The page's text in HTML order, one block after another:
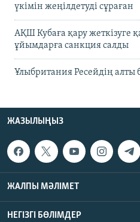
үкімін жеңілдетуді сұраған
АҚШ Кубаға қару жеткізуге
ұйымдарға санкция салды
Ұлыбритания Ресейдің алты
ЖАЗЫЛЫҢЫЗ
ЖАЛПЫ МӘЛІМЕТ
НЕГІЗГІ БӨЛІМДЕР